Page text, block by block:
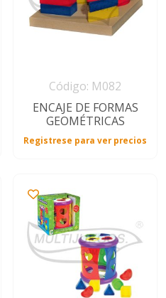
Código: M082
ENCAJE DE FORMAS
GEOMÉTRICAS
Registrese para ver precios